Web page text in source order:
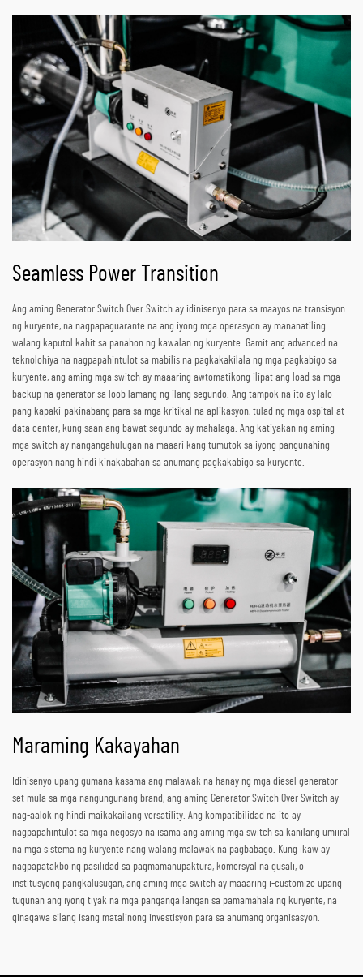
Seamless Power Transition
Ang aming Generator Switch Over Switch ay idinisenyo para sa maayos na transisyon
ng kuryente, na nagpapaguarante na ang iyong mga operasyon ay mananatiling
walang kaputol kahit sa panahon ng kawalan ng kuryente. Gamit ang advanced na
teknolohiya na nagpapahintulot sa mabilis na pagkakakilala ng mga pagkabigo sa
kuryente, ang aming mga switch ay maaaring awtomatikong ilipat ang load sa mga
backup na generator sa loob lamang ng ilang segundo. Ang tampok na ito ay lalo
pang kapaki-pakinabang para sa mga kritikal na aplikasyon, tulad ng mga ospital at
data center, kung saan ang bawat segundo ay mahalaga. Ang katiyakan ng aming
mga switch ay nangangahulugan na maaari kang tumutok sa iyong pangunahing
operasyon nang hindi kinakabahan sa anumang pagkakabigo sa kuryente.
Maraming Kakayahan
Idinisenyo upang gumana kasama ang malawak na hanay ng mga diesel generator
set mula sa mga nangungunang brand, ang aming Generator Switch Over Switch ay
nag-aalok ng hindi maikakailang versatility. Ang kompatibilidad na ito ay
nagpapahintulot sa mga negosyo na isama ang aming mga switch sa kanilang umiiral
na mga sistema ng kuryente nang walang malawak na pagbabago. Kung ikaw ay
nagpapatakbo ng pasilidad sa pagmamanupaktura, komersyal na gusali, o
institusyong pangkalusugan, ang aming mga switch ay maaaring i-customize upang
tugunan ang iyong tiyak na mga pangangailangan sa pamamahala ng kuryente, na
ginagawa silang isang matalinong investisyon para sa anumang organisasyon.